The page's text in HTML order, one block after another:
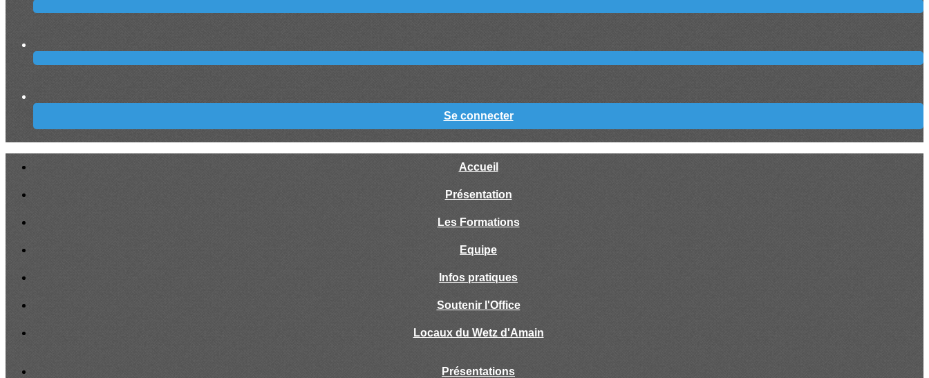
Se connecter
Accueil
Présentation
Les Formations
Equipe
Infos pratiques
Soutenir l'Office
Locaux du Wetz d'Amain
Présentations